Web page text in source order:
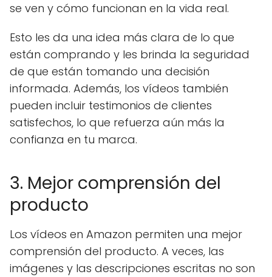
se ven y cómo funcionan en la vida real.
Esto les da una idea más clara de lo que
están comprando y les brinda la seguridad
de que están tomando una decisión
informada. Además, los vídeos también
pueden incluir testimonios de clientes
satisfechos, lo que refuerza aún más la
confianza en tu marca.
3. Mejor comprensión del
producto
Los vídeos en Amazon permiten una mejor
comprensión del producto. A veces, las
imágenes y las descripciones escritas no son